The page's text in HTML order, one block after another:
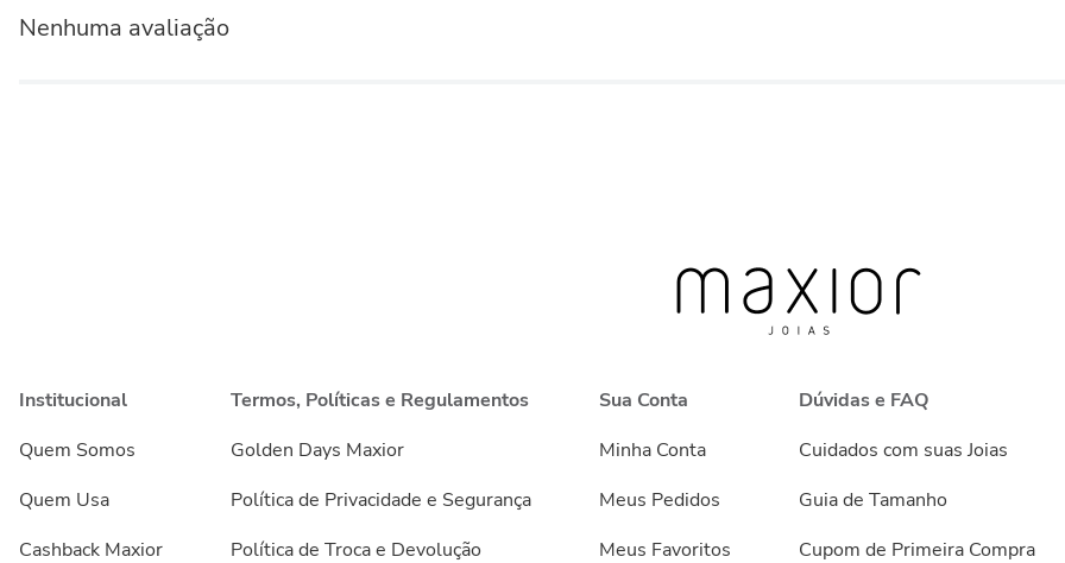
Nenhuma avaliação
Institucional
Quem Somos
Quem Usa
Cashback Maxior
Termos, Políticas e Regulamentos
Golden Days Maxior
Política de Privacidade e Segurança
Política de Troca e Devolução
Sua Conta
Minha Conta
Meus Pedidos
Meus Favoritos
Dúvidas e FAQ
Cuidados com suas Joias
Guia de Tamanho
Cupom de Primeira Compra